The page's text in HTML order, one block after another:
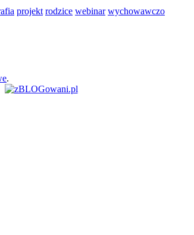
projekt rodzice webinar wychowawczo
.